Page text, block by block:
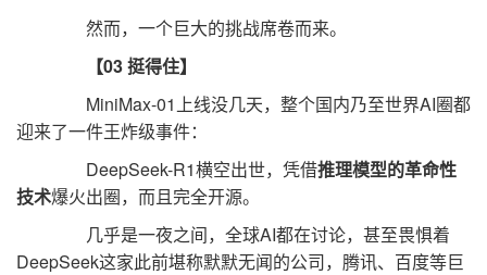
然而，一个巨大的挑战席卷而来。
【03 挺得住】
MiniMax-01上线没几天，整个国内乃至世界AI圈都
迎来了一件王炸级事件：
DeepSeek-R1横空出世，凭借推理模型的革命性
技术爆火出圈，而且完全开源。
几乎是一夜之间，全球AI都在讨论，甚至畏惧着
DeepSeek这家此前堪称默默无闻的公司，腾讯、百度等巨